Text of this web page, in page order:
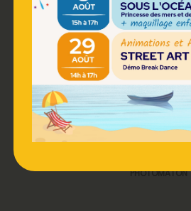
RESTAURATION
PHOTOMATON